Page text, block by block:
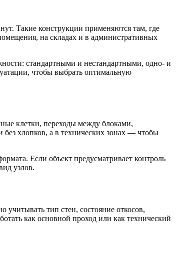
Такие конструкции применяются там, где
на складах и в административных
стандартными и нестандартными, одно- и
чтобы выбрать оптимальную
клетки, переходы между блоками,
хлопков, а в технических зонах — чтобы
Если объект предусматривает контроль
узлов.
тип стен, состояние откосов,
как основной проход или как технический